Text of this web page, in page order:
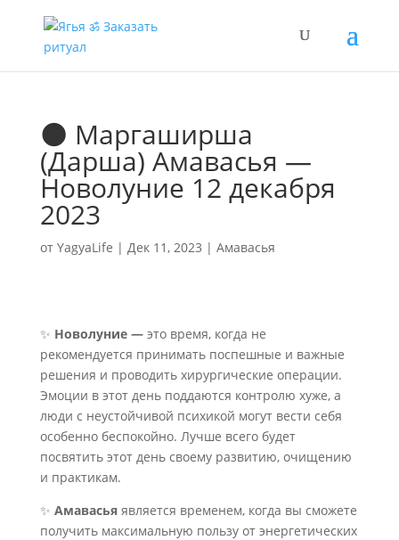
🌑 Маргаширша
(Дарша) Амавасья —
Новолуние 12 декабря
2023
от YagyaLife | Дек 11, 2023 | Амавасья
✨ Новолуние — это время, когда не
рекомендуется принимать поспешные и важные
решения и проводить хирургические операции.
Эмоции в этот день поддаются контролю хуже, а
люди с неустойчивой психикой могут вести себя
особенно беспокойно. Лучше всего будет
посвятить этот день своему развитию, очищению
и практикам.
✨ Амавасья является временем, когда вы сможете
получить максимальную пользу от энергетических